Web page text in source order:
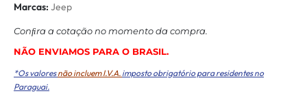
Marcas: Jeep
Conﬁra a cotação no momento da compra.
NÃO ENVIAMOS PARA O BRASIL.
*Os valoresnão incluem I.V.A. imposto obrigatório para residentes no
Paraguai.